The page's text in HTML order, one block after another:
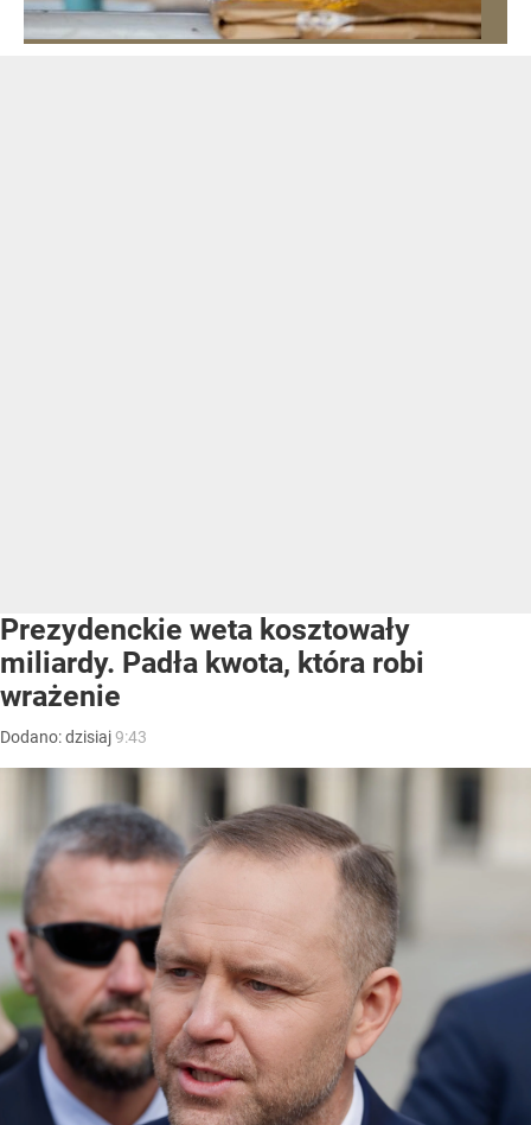
Prezydenckie weta kosztowały
miliardy. Padła kwota, która robi
wrażenie
Dodano:dzisiaj9:43